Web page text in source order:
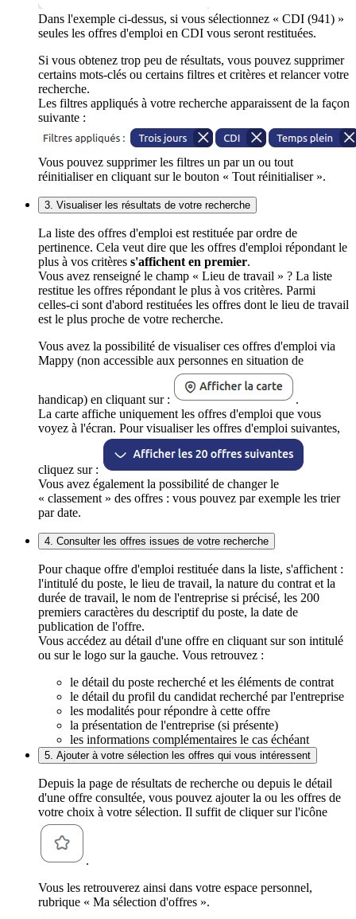
Dans l'exemple ci-dessus, si vous sélectionnez « CDI (941) »
seules les offres d'emploi en CDI vous seront restituées.
Si vous obtenez trop peu de résultats, vous pouvez supprimer
certains mots-clés ou certains filtres et critères et relancer votre
recherche.
Les filtres appliqués à votre recherche apparaissent de la façon
suivante :
Vous pouvez supprimer les filtres un par un ou tout
réinitialiser en cliquant sur le bouton « Tout réinitialiser ».
3. Visualiser les résultats de votre recherche
La liste des offres d'emploi est restituée par ordre de
pertinence. Cela veut dire que les offres d'emploi répondant le
plus à vos critères s'affichent en premier.
Vous avez renseigné le champ « Lieu de travail » ? La liste
restitue les offres répondant le plus à vos critères. Parmi
celles-ci sont d'abord restituées les offres dont le lieu de travail
est le plus proche de votre recherche.
Vous avez la possibilité de visualiser ces offres d'emploi via
Mappy (non accessible aux personnes en situation de
handicap) en cliquant sur :
.
La carte affiche uniquement les offres d'emploi que vous
voyez à l'écran. Pour visualiser les offres d'emploi suivantes,
cliquez sur :
Vous avez également la possibilité de changer le
« classement » des offres : vous pouvez par exemple les trier
par date.
4. Consulter les offres issues de votre recherche
Pour chaque offre d'emploi restituée dans la liste, s'affichent :
l'intitulé du poste, le lieu de travail, la nature du contrat et la
durée de travail, le nom de l'entreprise si précisé, les 200
premiers caractères du descriptif du poste, la date de
publication de l'offre.
Vous accédez au détail d'une offre en cliquant sur son intitulé
ou sur le logo sur la gauche. Vous retrouvez :
le détail du poste recherché et les éléments de contrat
le détail du profil du candidat recherché par l'entreprise
les modalités pour répondre à cette offre
la présentation de l'entreprise (si présente)
les informations complémentaires le cas échéant
5. Ajouter à votre sélection les offres qui vous intéressent
Depuis la page de résultats de recherche ou depuis le détail
d'une offre consultée, vous pouvez ajouter la ou les offres de
votre choix à votre sélection. Il suffit de cliquer sur l'icône
.
Vous les retrouverez ainsi dans votre espace personnel,
rubrique « Ma sélection d'offres ».